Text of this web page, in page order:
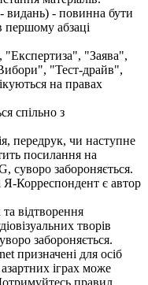
видань) - повинна бути
першому абзаці
"Заява",
"Тест-драйв",
на правах
спільно з
передрук, чи наступне
посилання на
суворо забороняється.
Я-Корреспондент є автор
відтворення
творів
забороняється.
призначені для осіб
іграх може
правил